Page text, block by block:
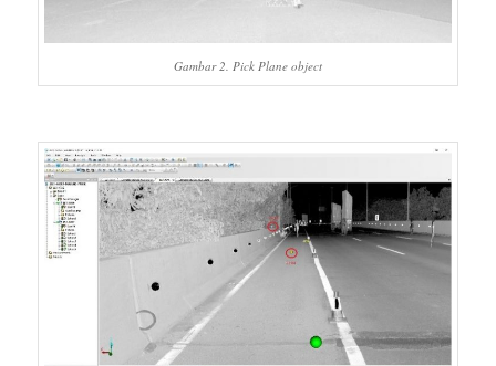
Gambar 2. Pick Plane object